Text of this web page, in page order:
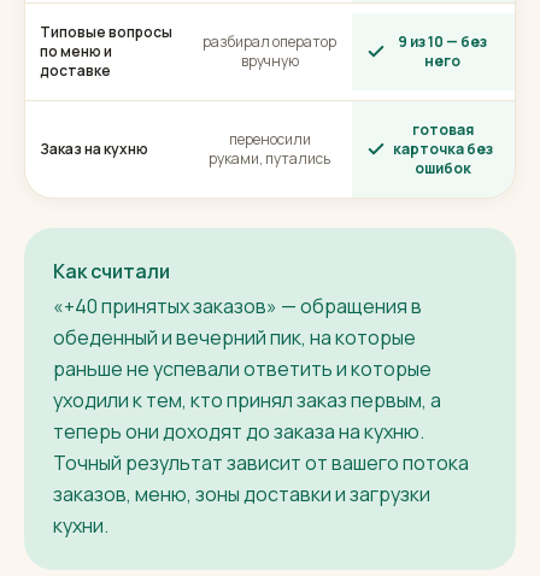
Типовые вопросы
по меню и
доставке
разбирал оператор
вручную
9 из 10 — без
него
Заказ на кухню
переносили
руками, путались
готовая
карточка без
ошибок
Как считали
«+40 принятых заказов» — обращения в
обеденный и вечерний пик, на которые
раньше не успевали ответить и которые
уходили к тем, кто принял заказ первым, а
теперь они доходят до заказа на кухню.
Точный результат зависит от вашего потока
заказов, меню, зоны доставки и загрузки
кухни.